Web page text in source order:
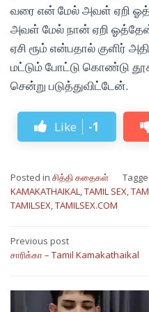
வரை என் மேல் அவள் ஏறி
அவள் மேல் நான் ஏறி
ஏசி ரூம் என்பதால் குளிர்
மட்டும் போட்டு கொண்டு
சென்று படுத்துவிட்டேன்.
Like -1
Posted in சித்தி கதைகள்
KAMAKATHAIKAL,TAMIL SEX,
TAMILSEX,TAMILSEX.COM
Post
navigation
Previous post
சாரிக்கா – Tamil Kamakathaikal